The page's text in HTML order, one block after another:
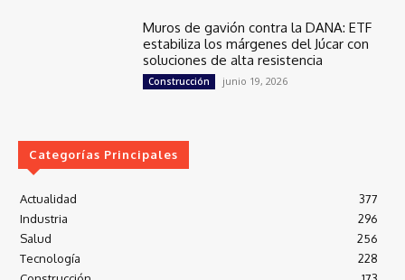
Muros de gavión contra la DANA: ETF
estabiliza los márgenes del Júcar con
soluciones de alta resistencia
Construcción junio 19, 2026
Categorías Principales
Actualidad
377
Industria
296
Salud
256
Tecnología
228